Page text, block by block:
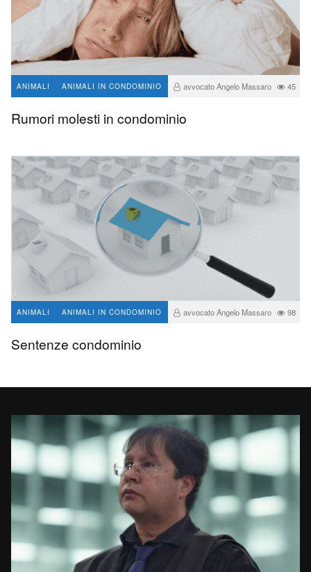
ANIMALI ANIMALI IN CONDOMINIO avvocato Angelo Massaro 45
Rumori molesti in condominio
ANIMALI ANIMALI IN CONDOMINIO avvocato Angelo Massaro 98
Sentenze condominio